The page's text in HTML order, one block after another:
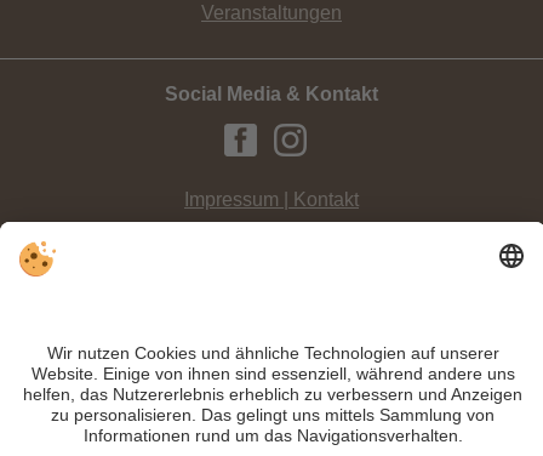
Veranstaltungen
Social Media & Kontakt
Impressum | Kontakt
Das Laufevent unter demHochpustertaler Sternenhimmel